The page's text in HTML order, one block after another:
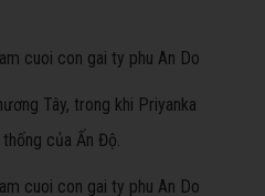
Tây, trong khi Priyanka
của Ấn Độ.